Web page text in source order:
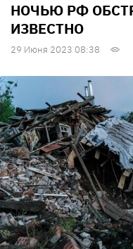
НОЧЬЮ РФ
ИЗВЕСТНО
29 Июня 2023 08:38